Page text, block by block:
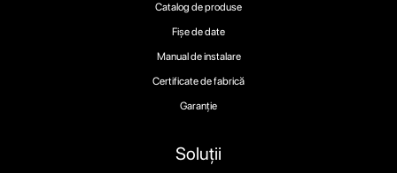
Soluții
Catalog de produse
Fișe de date
Manual de instalare
Certificate de fabrică
Garanție